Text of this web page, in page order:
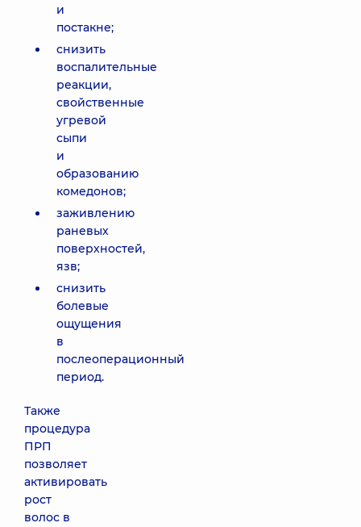
и
постакне;
снизить
воспалительные
реакции,
свойственные
угревой
сыпи
и
образованию
комедонов;
заживлению
раневых
поверхностей,
язв;
снизить
болевые
ощущения
в
послеоперационный
период.
Также
процедура
ПРП
позволяет
активировать
рост
волос в